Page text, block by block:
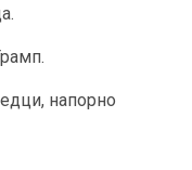
напорно